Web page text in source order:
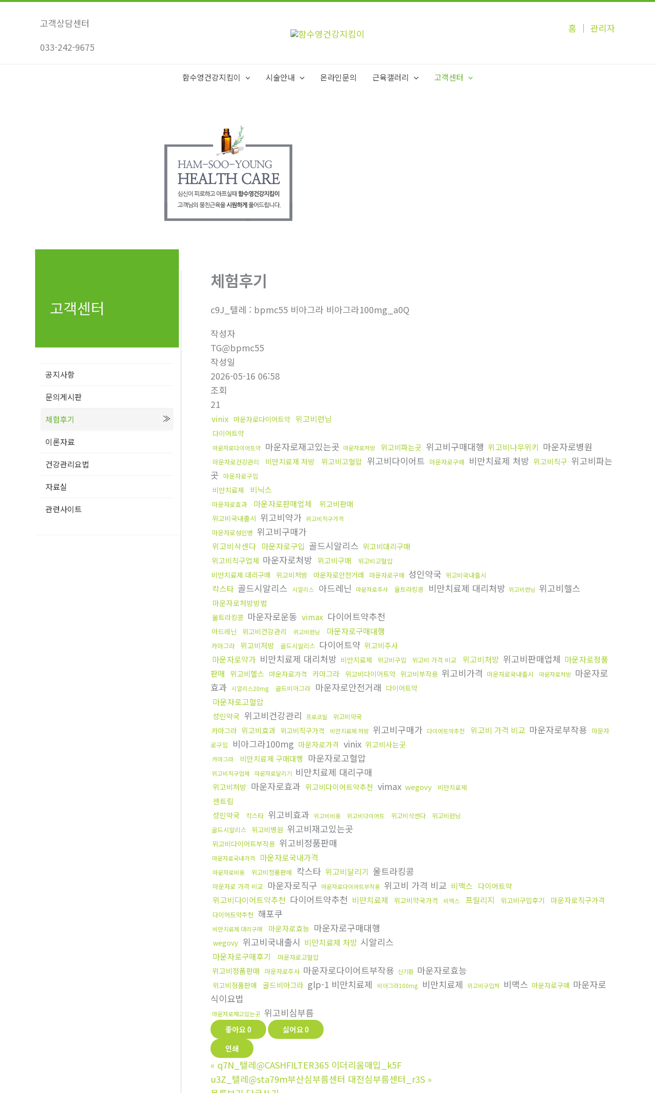
콘
고객상담센터
033-242-9675
홈 │ 관리자
함수영건강지킴이 시술안내 온라인문의 근육갤러리 고객센터
고객센터
공지사항
문의게시판
체험후기
이론자료
건강관리요법
자료실
관련사이트
체험후기
c9J_텔레 : bpmc55 비아그라 비아그라100mg_a0Q
작성자
TG@bpmc55
작성일
2026-05-16 06:58
조회
21
vinix 마운자로다이어트약 위고비런닝
다이어트약
마운자로다이어트약 마운자로재고있는곳 마운자로처방 위고비파는곳 위고비구매대행 위고비나무위키 마운자로병원
마운자로건강관리 비만치료제 처방 위고비고혈압 위고비다이어트 마운자로구매 비만치료제 처방 위고비직구 위고비파는
곳 마운자로구입
비만치료제 비닉스
마운자로효과 마운자로판매업체 위고비판매
위고비국내출시 위고비약가 위고비직구가격
마운자로성인병 위고비구매가
위고비삭센다 마운자로구입 골드시알리스 위고비대리구매
위고비직구업체 마운자로처방 위고비구매 위고비고혈압
비만치료제 대리구매 위고비처방 마운자로안전거래 마운자로구매 성인약국 위고비국내출시
칵스타 골드시알리스 시알리스 아드레닌 마운자로주사 울트라킹콩 비만치료제 대리처방 위고비런닝 위고비헬스
마운자로처방방법
울트라킹콩 마운자로운동 vimax 다이어트약추천
아드레닌 위고비건강관리 위고비런닝 마운자로구매대행
카마그라 위고비처방 골드시알리스 다이어트약 위고비주사
마운자로약가 비만치료제 대리처방 비만치료제 위고비구입 위고비 가격 비교 위고비처방 위고비판매업체 마운자로정품
판매
위고비헬스 마운자로가격 카마그라 위고비다이어트약 위고비부작용 위고비가격 마운자로국내출시 마운자로처방 마운자로
효과 시알리스20mg 골드비아그라 마운자로안전거래 다이어트약
마운자로고혈압
성인약국 위고비건강관리 프로코밀 위고비약국
카마그라 위고비효과 위고비직구가격 비만치료제 처방 위고비구매가 다이어트약추천 위고비 가격 비교 마운자로부작용 마운자
로구입
비아그라100mg 마운자로가격 vinix 위고비사는곳
카마그라 비만치료제 구매대행 마운자로고혈압
위고비직구업체 마운자로달리기 비만치료제 대리구매
위고비처방 마운자로효과 위고비다이어트약추천 vimax wegovy 비만치료제
센트립
성인약국
칵스타 위고비효과 위고비비용 위고비다이어트 위고비삭센다
위고비런닝
골드시알리스
위고비병원 위고비재고있는곳
위고비다이어트부작용 위고비정품판매
마운자로국내가격 마운자로국내가격
마운자로비용 위고비정품판매 칵스타 위고비달리기 울트라킹콩
마운자로 가격 비교 마운자로직구 마운자로다이어트부작용 위고비 가격 비교 비맥스 다이어트약
위고비다이어트약추천 다이어트약추천 비만치료제 위고비약국가격 비맥스 프릴리지 위고비구입후기 마운자로직구가격
다이어트약추천 해포쿠
비만치료제 대리구매 마운자로효능 마운자로구매대행
wegovy 위고비국내출시 비만치료제 처방 시알리스
마운자로구매후기 마운자로고혈압
위고비정품판매 마운자로주사 마운자로다이어트부작용 신기환 마운자로효능
위고비정품판매 골드비아그라 glp-1 비만치료제 비아그라100mg 비만치료제 위고비구입처 비맥스 마운자로구매 마운자로
식이요법
마운자로재고있는곳 위고비심부름
좋아요0 싫어요0
인쇄
« q7N_텔레@CASHFILTER365 이더리움매입_k5F
u3Z_텔레@sta79m부산심부름센터 대전심부름센터_r3S »